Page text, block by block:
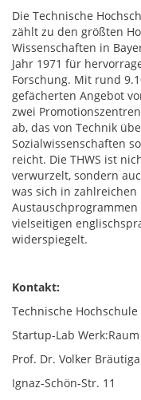
Die Technische
zählt zu den größten
Wissenschaften in
Jahr 1971 für
Forschung. Mit rund
gefächerten Angebot
zwei
ab, das von Technik
Sozialwissenschaften
reicht. Die THWS ist
verwurzelt, sondern
was sich in
vielseitigen
widerspiegelt.
Kontakt:
Technische
Startup-Lab Werk:Raum
Prof. Dr. Volker
Ignaz-Schön-Str. 11